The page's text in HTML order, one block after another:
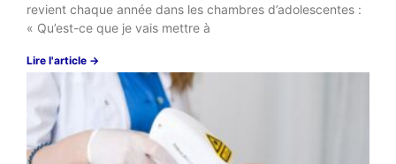
revient chaque année dans les chambres d’adolescentes :
« Qu’est-ce que je vais mettre à
Lire l'article →